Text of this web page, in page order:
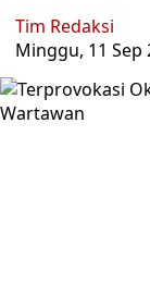
Tim Redaksi
Minggu, 11 Sep